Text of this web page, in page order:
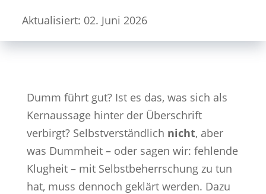
Aktualisiert: 02. Juni 2026
Dumm führt gut? Ist es das, was sich als
Kernaussage hinter der Überschrift
verbirgt? Selbstverständlich nicht, aber
was Dummheit – oder sagen wir: fehlende
Klugheit – mit Selbstbeherrschung zu tun
hat, muss dennoch geklärt werden. Dazu